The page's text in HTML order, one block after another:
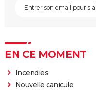
EN CE MOMENT
Incendies
Nouvelle canicule